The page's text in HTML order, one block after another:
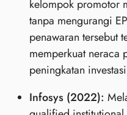
kelompok promotor
tanpa mengurangi
penawaran tersebut
memperkuat neraca
peningkatan
Infosys (2022):